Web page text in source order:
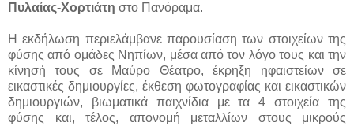
Πυλαίας-Χορτιάτη στο Πανόραμα.
Η εκδήλωση περιελάμβανε παρουσίαση των στοιχείων της
φύσης από ομάδες Νηπίων, μέσα από τον λόγο τους και την
κίνησή τους σε Μαύρο Θέατρο, έκρηξη ηφαιστείων σε
εικαστικές δημιουργίες, έκθεση φωτογραφίας και εικαστικών
δημιουργιών, βιωματικά παιχνίδια με τα 4 στοιχεία της
φύσης και, τέλος, απονομή μεταλλίων στους μικρούς